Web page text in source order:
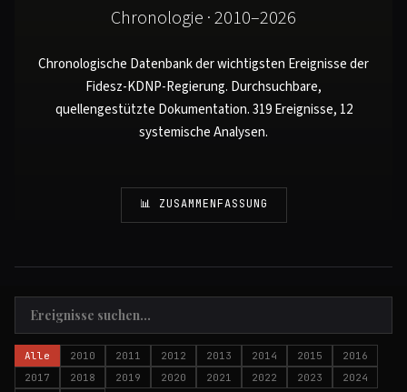
Chronologie · 2010–2026
Chronologische Datenbank der wichtigsten Ereignisse der
Fidesz-KDNP-Regierung. Durchsuchbare,
quellengestützte Dokumentation. 319 Ereignisse, 12
systemische Analysen.
📊 ZUSAMMENFASSUNG
Alle 2010 2011 2012 2013 2014 2015
2016
2017
2018 2019 2020 2021 2022 2023
2024